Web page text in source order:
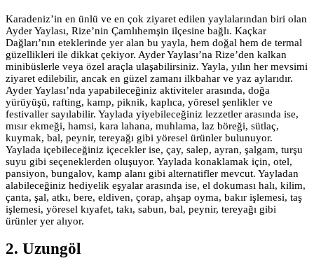
Karadeniz’in en ünlü ve en çok ziyaret edilen yaylalarından biri olan
Ayder Yaylası, Rize’nin Çamlıhemşin ilçesine bağlı. Kaçkar
Dağları’nın eteklerinde yer alan bu yayla, hem doğal hem de termal
güzellikleri ile dikkat çekiyor. Ayder Yaylası’na Rize’den kalkan
minibüslerle veya özel araçla ulaşabilirsiniz. Yayla, yılın her mevsimi
ziyaret edilebilir, ancak en güzel zamanı ilkbahar ve yaz aylarıdır.
Ayder Yaylası’nda yapabileceğiniz aktiviteler arasında, doğa
yürüyüşü, rafting, kamp, piknik, kaplıca, yöresel şenlikler ve
festivaller sayılabilir. Yaylada yiyebileceğiniz lezzetler arasında ise,
mısır ekmeği, hamsi, kara lahana, muhlama, laz böreği, sütlaç,
kuymak, bal, peynir, tereyağı gibi yöresel ürünler bulunuyor.
Yaylada içebileceğiniz içecekler ise, çay, salep, ayran, şalgam, turşu
suyu gibi seçeneklerden oluşuyor. Yaylada konaklamak için, otel,
pansiyon, bungalov, kamp alanı gibi alternatifler mevcut. Yayladan
alabileceğiniz hediyelik eşyalar arasında ise, el dokuması halı, kilim,
çanta, şal, atkı, bere, eldiven, çorap, ahşap oyma, bakır işlemesi, taş
işlemesi, yöresel kıyafet, takı, sabun, bal, peynir, tereyağı gibi
ürünler yer alıyor.
2. Uzungöl